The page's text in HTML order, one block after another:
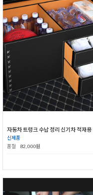
신제품
품절
82,000원